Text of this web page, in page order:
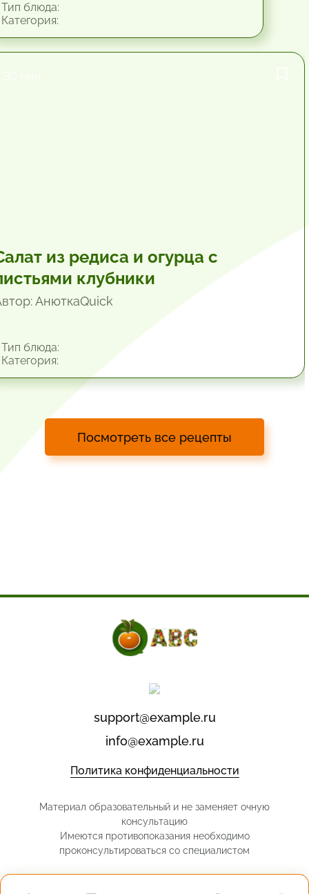
блюда:
из редиса и огурца с
клубники
АнюткаQuiсk
блюда:
Посмотреть все рецепты
support@example.ru
info@example.ru
Политика конфиденциальности
Материал образовательный и не заменяет очную
консультацию
Имеются противопоказания необходимо
проконсультироваться со специалистом